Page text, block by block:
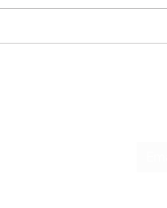
WATERFALL, e na parte